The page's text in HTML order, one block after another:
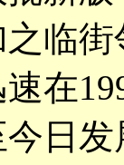
临
在
日